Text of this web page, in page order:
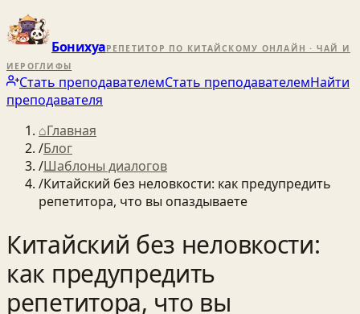
БонихуаРЕПЕТИТОР ПО КИТАЙСКОМУ ОНЛАЙН · ЧАЙ И
ИЕРОГЛИФЫ
Стать преподавателемСтать преподавателемНайти
преподавателя
⌂Главная
/Блог
/Шаблоны диалогов
/Китайский без неловкости: как предупредить
репетитора, что вы опаздываете
Китайский без неловкости:
как предупредить
репетитора, что вы